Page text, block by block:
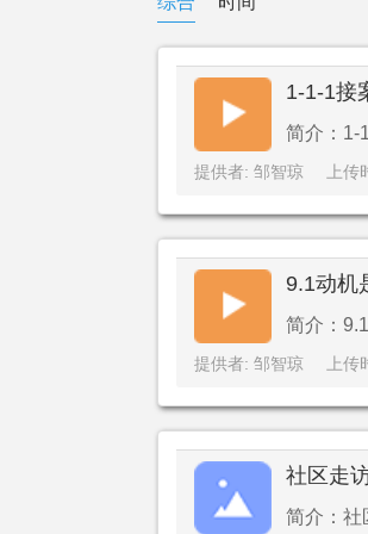
1-1-1接
简介：1-
提供者: 邹智琼 上
9.1动机
简介：
提供者: 邹智琼 上
社区走
简介：社